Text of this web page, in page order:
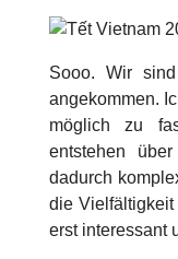
Sooo. Wir
angekommen.
möglich zu
entstehen
dadurch
die
erst interessant